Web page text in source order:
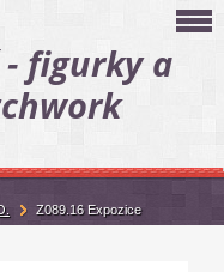
figurky a
Z089.16 Expozice